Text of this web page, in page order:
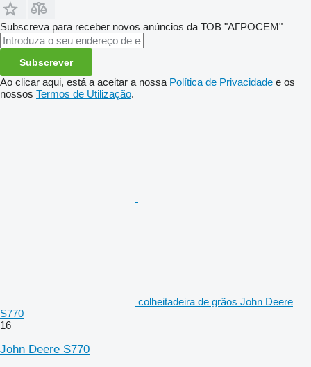
Subscreva para receber novos anúncios da ТОВ "АГРОСЕМ"
Subscrever
Ao clicar aqui, está a aceitar a nossa Política de Privacidade e os
nossos Termos de Utilização.
colheitadeira de grãos John Deere
S770
16
John Deere S770